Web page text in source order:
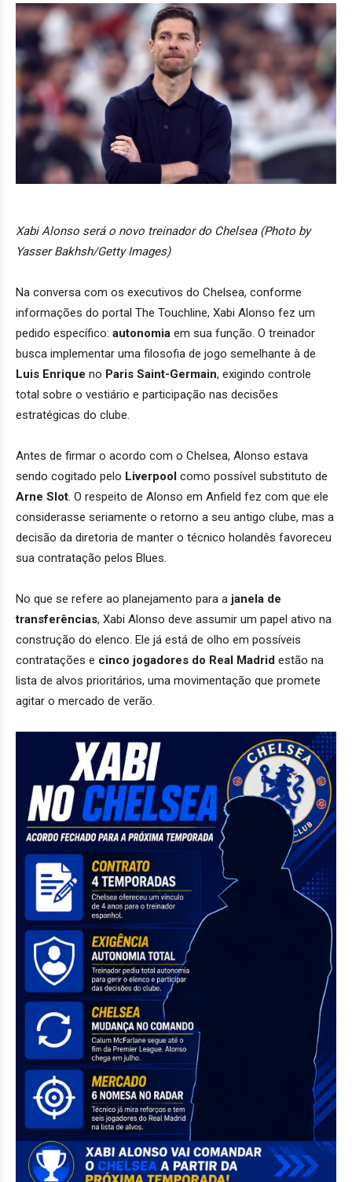
Xabi Alonso será o novo treinador do Chelsea (Photo by
Yasser Bakhsh/Getty Images)
Na conversa com os executivos do Chelsea, conforme
informações do portal The Touchline, Xabi Alonso fez um
pedido específico: autonomia em sua função. O treinador
busca implementar uma filosofia de jogo semelhante à de
Luis Enrique no Paris Saint-Germain, exigindo controle
total sobre o vestiário e participação nas decisões
estratégicas do clube.
Antes de firmar o acordo com o Chelsea, Alonso estava
sendo cogitado pelo Liverpool como possível substituto de
Arne Slot. O respeito de Alonso em Anfield fez com que ele
considerasse seriamente o retorno a seu antigo clube, mas a
decisão da diretoria de manter o técnico holandês favoreceu
sua contratação pelos Blues.
No que se refere ao planejamento para a janela de
transferências, Xabi Alonso deve assumir um papel ativo na
construção do elenco. Ele já está de olho em possíveis
contratações e cinco jogadores do Real Madrid estão na
lista de alvos prioritários, uma movimentação que promete
agitar o mercado de verão.